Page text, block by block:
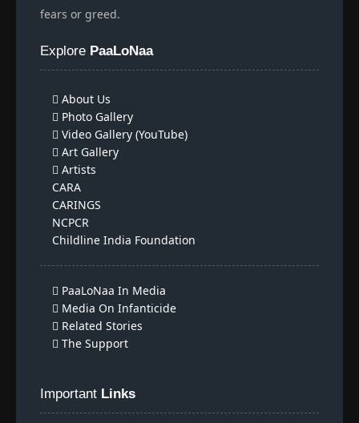
fears or greed.
Explore PaaLoNaa
About Us
Photo Gallery
Video Gallery (YouTube)
Art Gallery
Artists
CARA
CARINGS
NCPCR
Childline India Foundation
PaaLoNaa In Media
Media On Infanticide
Related Stories
The Support
Important Links